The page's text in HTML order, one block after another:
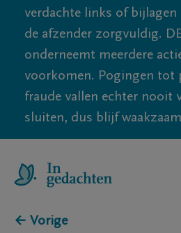
verdachte links of bijlagen
de afzender zorgvuldig.
onderneemt meerdere
voorkomen. Pogingen tot
fraude vallen echter nooit
sluiten, dus blijf
← Vorige